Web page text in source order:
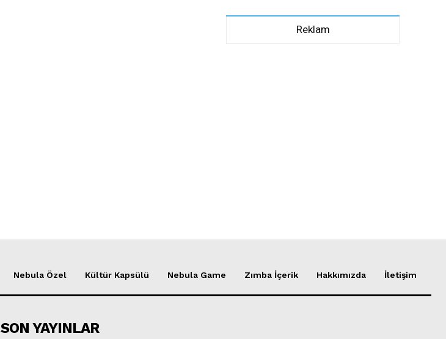
Reklam
Nebula Özel Kültür Kapsülü Nebula Game Zımba İçerik Hakkımızda İletişim
SON YAYINLAR